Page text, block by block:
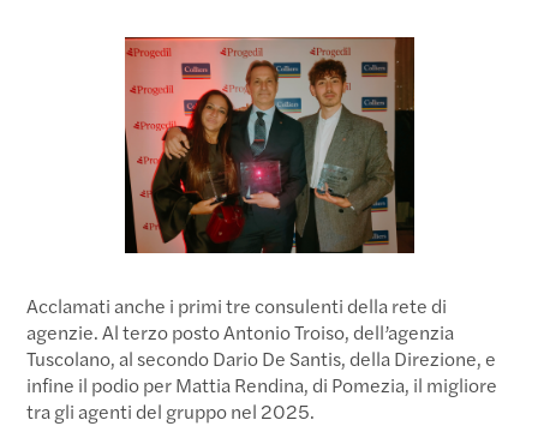
Acclamati anche i primi tre consulenti della rete di
agenzie. Al terzo posto Antonio Troiso, dell’agenzia
Tuscolano, al secondo Dario De Santis, della Direzione, e
infine il podio per Mattia Rendina, di Pomezia, il migliore
tra gli agenti del gruppo nel 2025.